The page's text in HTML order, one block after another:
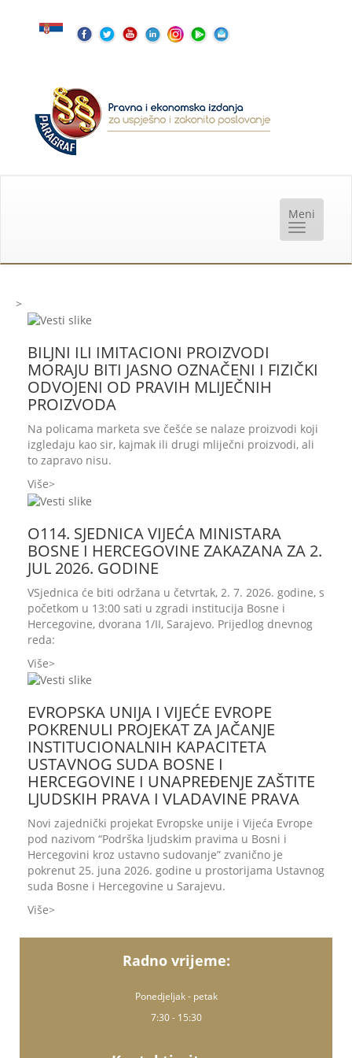
>
BILJNI ILI IMITACIONI PROIZVODI
MORAJU BITI JASNO OZNAČENI I FIZIČKI
ODVOJENI OD PRAVIH MLIJEČNIH
PROIZVODA
Na policama marketa sve češće se nalaze proizvodi koji
izgledaju kao sir, kajmak ili drugi mliječni proizvodi, ali
to zapravo nisu.
Više
O114. SJEDNICA VIJEĆA MINISTARA
BOSNE I HERCEGOVINE ZAKAZANA ZA 2.
JUL 2026. GODINE
VSjednica će biti održana u četvrtak, 2. 7. 2026. godine, s
početkom u 13:00 sati u zgradi institucija Bosne i
Hercegovine, dvorana 1/II, Sarajevo. Prijedlog dnevnog
reda:
Više
EVROPSKA UNIJA I VIJEĆE EVROPE
POKRENULI PROJEKAT ZA JAČANJE
INSTITUCIONALNIH KAPACITETA
USTAVNOG SUDA BOSNE I
HERCEGOVINE I UNAPREĐENJE ZAŠTITE
LJUDSKIH PRAVA I VLADAVINE PRAVA
Novi zajednički projekat Evropske unije i Vijeća Evrope
pod nazivom “Podrška ljudskim pravima u Bosni i
Hercegovini kroz ustavno sudovanje” zvanično je
pokrenut 25. juna 2026. godine u prostorijama Ustavnog
suda Bosne i Hercegovine u Sarajevu.
Više
Radno vrijeme:
Ponedjeljak - petak
7:30 - 15:30